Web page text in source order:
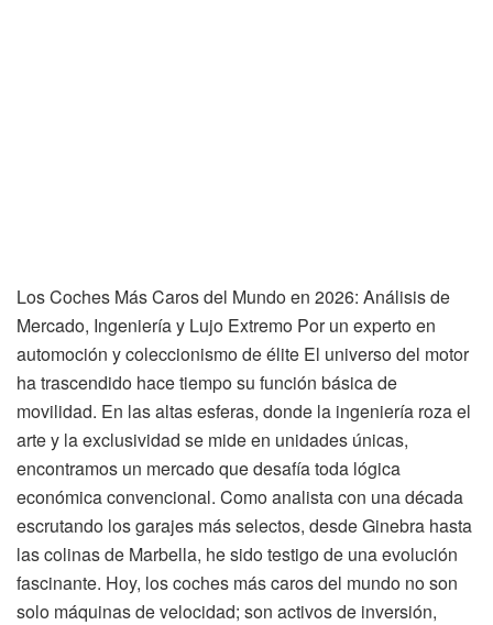
Los Coches Más Caros del Mundo en 2026: Análisis de
Mercado, Ingeniería y Lujo Extremo Por un experto en
automoción y coleccionismo de élite El universo del motor
ha trascendido hace tiempo su función básica de
movilidad. En las altas esferas, donde la ingeniería roza el
arte y la exclusividad se mide en unidades únicas,
encontramos un mercado que desafía toda lógica
económica convencional. Como analista con una década
escrutando los garajes más selectos, desde Ginebra hasta
las colinas de Marbella, he sido testigo de una evolución
fascinante. Hoy, los coches más caros del mundo no son
solo máquinas de velocidad; son activos de inversión,